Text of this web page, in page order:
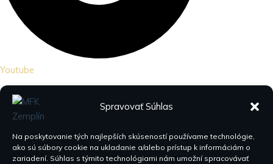
Spravovať Súhlas
Na poskytovanie tých najlepších skúseností používame technológie,
ako sú súbory cookie na ukladanie a/alebo prístup k informáciám o
zariadení. Súhlas s týmito technológiami nám umožní spracovávať
Youtube